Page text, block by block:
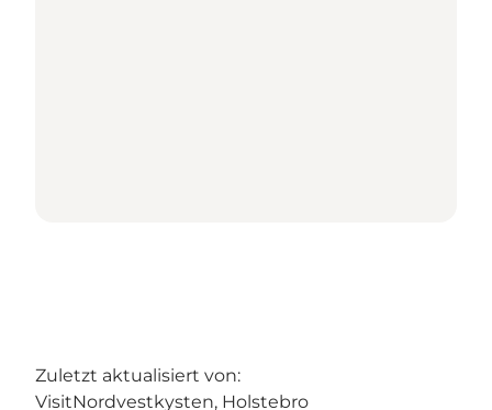
Zuletzt aktualisiert von:
VisitNordvestkysten, Holstebro